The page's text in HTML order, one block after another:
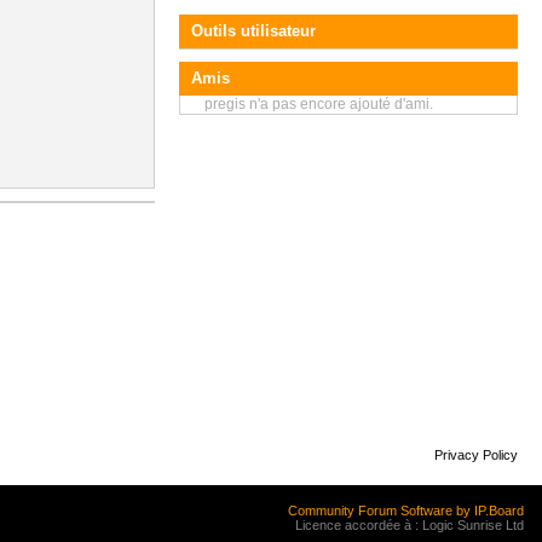
Outils utilisateur
Amis
pregis n'a pas encore ajouté d'ami.
Privacy Policy
Community Forum Software by IP.Board
Licence accordée à : Logic Sunrise Ltd